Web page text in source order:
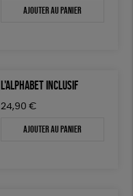
Ajouter au panier
L'ALPHABET INCLUSIF
24,90 €
Ajouter au panier